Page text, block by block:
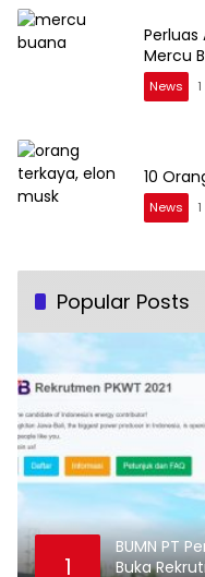
Perluas
Mercu
News
10
News
Popular Posts
1
BUMN PT
Buka